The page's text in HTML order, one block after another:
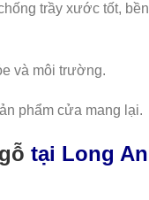
trầy xước tốt, bền
và môi trường.
phẩm cửa mang lại.
tại Long An